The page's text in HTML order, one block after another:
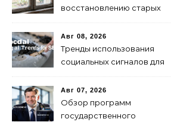
восстановлению старых
Авг 08, 2026
Тренды использования
социальных сигналов для
Авг 07, 2026
Обзор программ
государственного